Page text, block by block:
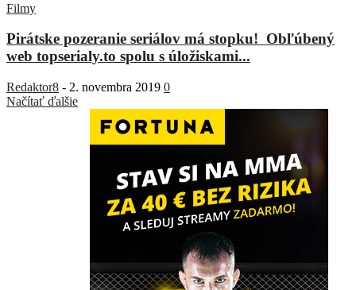
Filmy
Pirátske pozeranie seriálov má stopku! Obľúbený
web topserialy.to spolu s úložiskami...
Redaktor8 - 2. novembra 2019 0
Načítať ďalšie